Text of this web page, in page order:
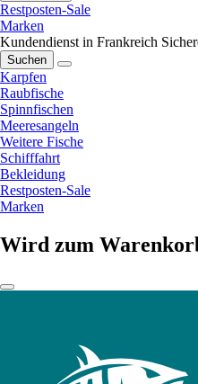
Restposten-Sale
Marken
Kundendienst in Frankreich
Suchen
Karpfen
Raubfische
Spinnfischen
Meeresangeln
Weitere Fische
Schifffahrt
Bekleidung
Restposten-Sale
Marken
Wird zum